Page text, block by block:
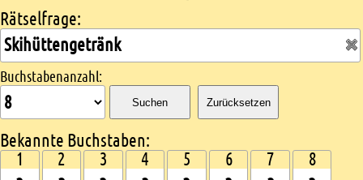
Kreuzworträtsel suchen
Rätselfrage:
Buchstabenanzahl:
Suchen Zurücksetzen
Bekannte Buchstaben:
1 2 3 4 5 6 7 8